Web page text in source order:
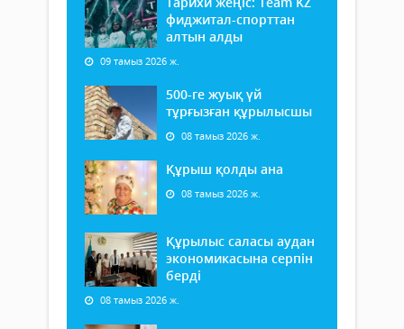
фиджитал-спорттан
алтын алды
09 тамыз 2026 ж.
500-ге жуық үй
тұрғызған құрылысшы
08 тамыз 2026 ж.
Құрыш қолды ана
08 тамыз 2026 ж.
Құрылыс саласы аудан
экономикасына серпін
берді
08 тамыз 2026 ж.